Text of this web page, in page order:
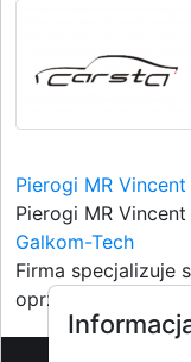
Pierogi MR Vincent
Pierogi MR Vincent
Galkom-Tech
Firma specjalizuje
oprzyrządowan...